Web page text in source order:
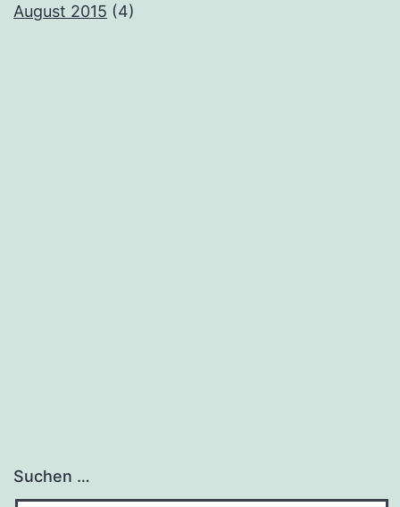
August 2015 (4)
Suchen …